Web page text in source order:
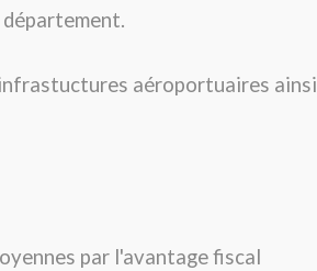
aéroportuaires ainsi
par l'avantage fiscal